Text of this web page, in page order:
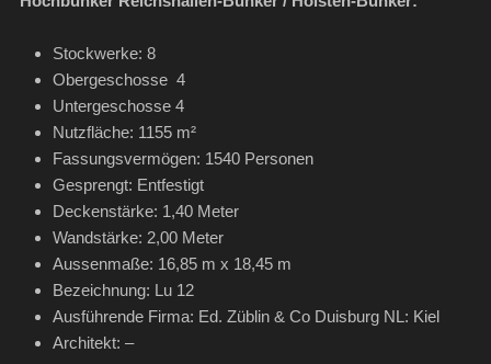
Stockwerke: 8
Obergeschosse 4
Untergeschosse 4
Nutzfläche: 1155 m²
Fassungsvermögen: 1540 Personen
Gesprengt: Entfestigt
Deckenstärke: 1,40 Meter
Wandstärke: 2,00 Meter
Aussenmaße: 16,85 m x 18,45 m
Bezeichnung: Lu 12
Ausführende Firma: Ed. Züblin & Co Duisburg NL: Kiel
Architekt: –